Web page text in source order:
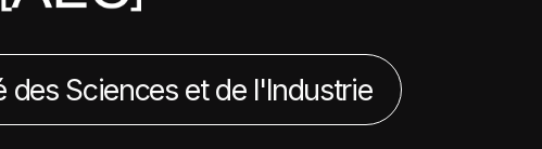
des Sciences et de l'Industrie